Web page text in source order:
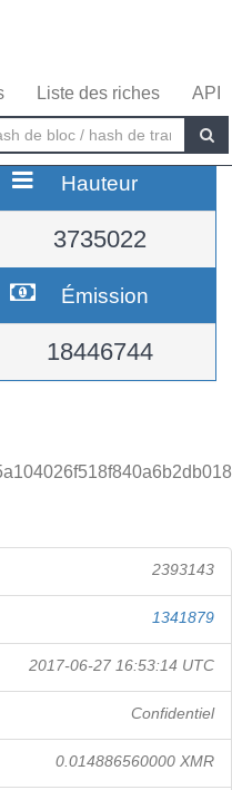
Liste des riches API
Hauteur
3735022
Émission
18446744
2393143
1341879
2017-06-27 16:53:14 UTC
Confidentiel
0.014886560000 XMR